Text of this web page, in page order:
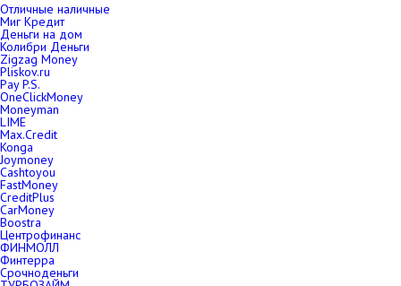
Отличные наличные
Миг Кредит
Деньги на дом
Колибри Деньги
Zigzag Money
Pliskov.ru
Pay P.S.
OneClickMoney
Moneyman
LIME
Max.Credit
Konga
Joymoney
Cashtoyou
FastMoney
CreditPlus
CarMoney
Boostra
Центрофинанс
ФИНМОЛЛ
Финтерра
Срочноденьги